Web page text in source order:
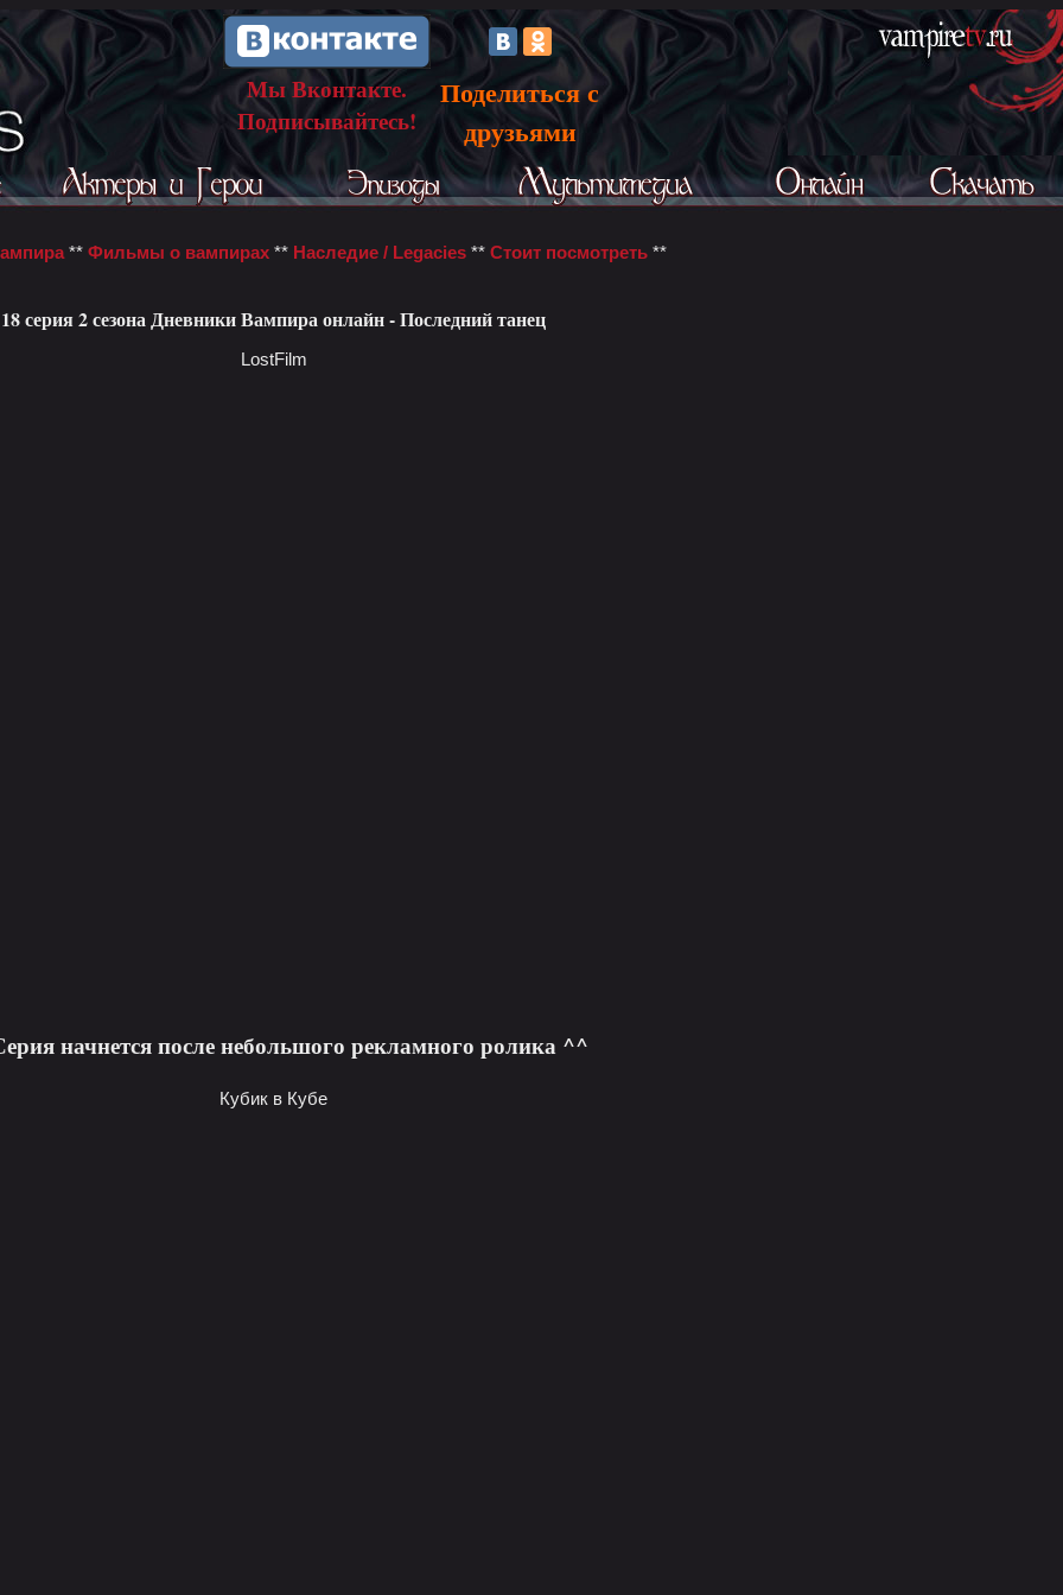
Мы Вконтакте.
Подписывайтесь!
Поделиться с
друзьями
** Фильмы о вампирах ** Наследие / Legacies ** Стоит посмотреть **
18 серия 2 сезона Дневники Вампира онлайн - Последний танец
LostFilm
начнется после небольшого рекламного ролика ^^
Кубик в Кубе